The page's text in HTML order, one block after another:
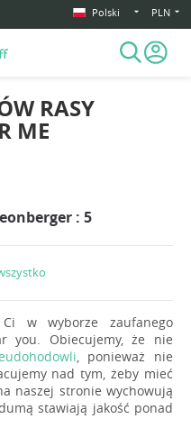
Polski PLN
RASY
ME
: 5
w wyborze zaufanego
you. Obiecujemy, że nie
, ponieważ nie
nad tym, żeby mieć
naszej stronie wychowują
stawiają jakość ponad